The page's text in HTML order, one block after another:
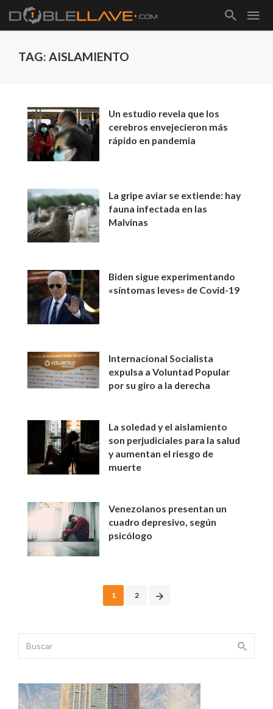
TAG: AISLAMIENTO
Un estudio revela que los
cerebros envejecieron más
rápido en pandemia
La gripe aviar se extiende: hay
fauna infectada en las
Malvinas
Biden sigue experimentando
«síntomas leves» de Covid-19
Internacional Socialista
expulsa a Voluntad Popular
por su giro a la derecha
La soledad y el aislamiento
son perjudiciales para la salud
y aumentan el riesgo de
muerte
Venezolanos presentan un
cuadro depresivo, según
psicólogo
1 2